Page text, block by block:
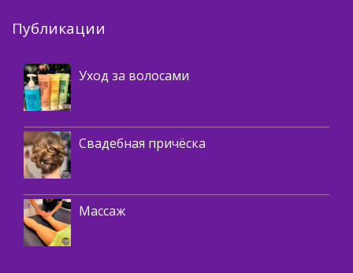
ПубликацииКосметика
Уход за волосами
Свадебная причёска
Массаж